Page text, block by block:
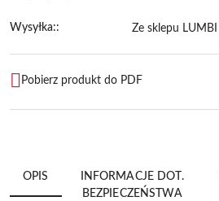
Wysyłka:: Ze sklepu LUMBI
Pobierz produkt do PDF
OPIS
INFORMACJE DOT.
BEZPIECZEŃSTWA